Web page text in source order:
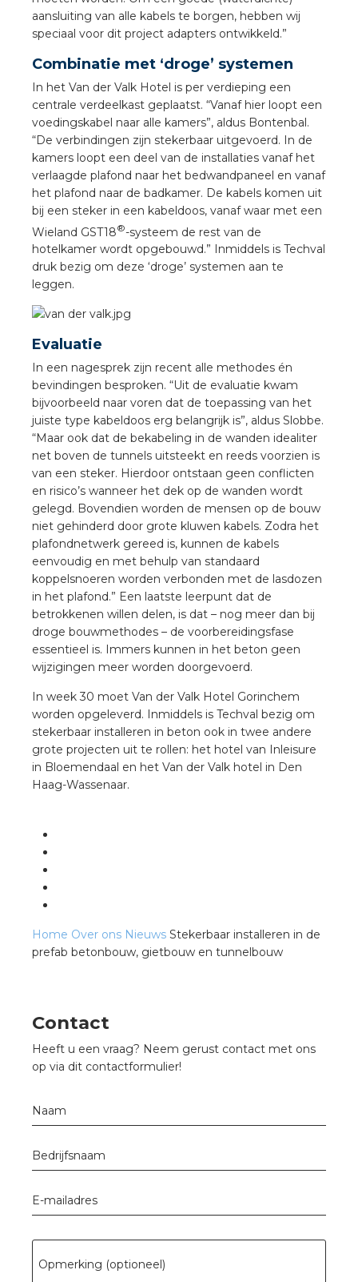
aansluiting van alle kabels te borgen, hebben wij
speciaal voor dit project adapters ontwikkeld.”
Combinatie met ‘droge’ systemen
In het Van der Valk Hotel is per verdieping een
centrale verdeelkast geplaatst. “Vanaf hier loopt een
voedingskabel naar alle kamers”, aldus Bontenbal.
“De verbindingen zijn stekerbaar uitgevoerd. In de
kamers loopt een deel van de installaties vanaf het
verlaagde plafond naar het bedwandpaneel en vanaf
het plafond naar de badkamer. De kabels komen uit
bij een steker in een kabeldoos, vanaf waar met een
Wieland GST18®-systeem de rest van de
hotelkamer wordt opgebouwd.” Inmiddels is Techval
druk bezig om deze ‘droge’ systemen aan te
leggen.
Evaluatie
In een nagesprek zijn recent alle methodes én
bevindingen besproken. “Uit de evaluatie kwam
bijvoorbeeld naar voren dat de toepassing van het
juiste type kabeldoos erg belangrijk is”, aldus Slobbe.
“Maar ook dat de bekabeling in de wanden idealiter
net boven de tunnels uitsteekt en reeds voorzien is
van een steker. Hierdoor ontstaan geen conflicten
en risico’s wanneer het dek op de wanden wordt
gelegd. Bovendien worden de mensen op de bouw
niet gehinderd door grote kluwen kabels. Zodra het
plafondnetwerk gereed is, kunnen de kabels
eenvoudig en met behulp van standaard
koppelsnoeren worden verbonden met de lasdozen
in het plafond.” Een laatste leerpunt dat de
betrokkenen willen delen, is dat – nog meer dan bij
droge bouwmethodes – de voorbereidingsfase
essentieel is. Immers kunnen in het beton geen
wijzigingen meer worden doorgevoerd.
In week 30 moet Van der Valk Hotel Gorinchem
worden opgeleverd. Inmiddels is Techval bezig om
stekerbaar installeren in beton ook in twee andere
grote projecten uit te rollen: het hotel van Inleisure
in Bloemendaal en het Van der Valk hotel in Den
Haag-Wassenaar.
Home Over ons Nieuws Stekerbaar installeren in de
prefab betonbouw, gietbouw en tunnelbouw
Contact
Heeft u een vraag? Neem gerust contact met ons
op via dit contactformulier!
Naam
Bedrijfsnaam
E-mailadres
Opmerking (optioneel)